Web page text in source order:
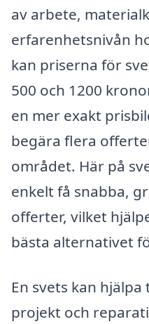
av arbete,
erfarenhetsnivån
kan priserna för
500 och 1200
en mer exakt
begära flera
området. Här på
enkelt få snabba,
offerter, vilket
bästa alternativet
En svets kan
projekt och